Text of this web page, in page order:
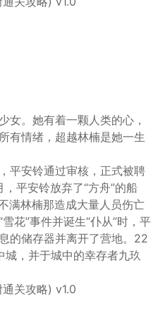
女。她有着一颗人类的心，
有情绪，超越林楠是她一生
平安铃通过审核，正式被聘
平安铃放弃了“方舟”的船
满林楠那造成大量人员伤亡
花”事件并诞生“仆从”时，平
的储存器并离开了营地。22
城，并于城中的幸存者九玖